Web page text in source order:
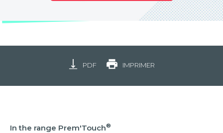
PDF IMPRIMER
In the range Prem'Touch®